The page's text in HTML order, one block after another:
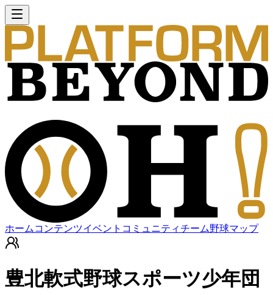
ホーム コンテンツイベント コミュニティチーム野球マップ
豊北軟式野球スポーツ少年団